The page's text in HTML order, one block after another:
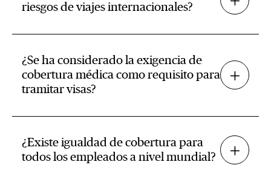
riesgos de viajes internacionales?
¿Se ha considerado la exigencia de
cobertura médica como requisito para
tramitar visas?
¿Existe igualdad de cobertura para
todos los empleados a nivel mundial?